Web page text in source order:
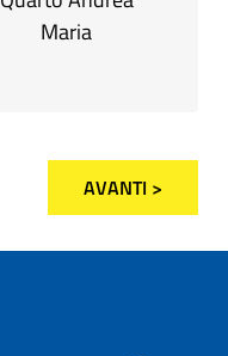
Maria
AVANTI >